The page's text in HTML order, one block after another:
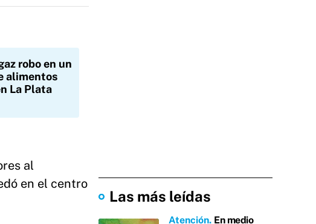
robo en un
alimentos
La Plata
al
en el centro
Las más leídas
Atención En medio